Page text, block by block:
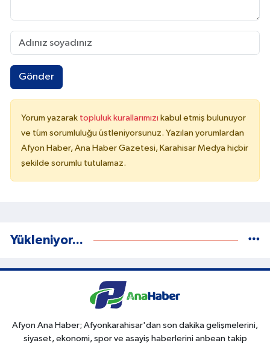
Gönder
Yorum yazarak topluluk kurallarımızı kabul etmiş bulunuyor
ve tüm sorumluluğu üstleniyorsunuz. Yazılan yorumlardan
Afyon Haber, Ana Haber Gazetesi, Karahisar Medya hiçbir
şekilde sorumlu tutulamaz.
Yükleniyor...
Afyon Ana Haber; Afyonkarahisar'dan son dakika gelişmelerini,
siyaset, ekonomi, spor ve asayiş haberlerini anbean takip